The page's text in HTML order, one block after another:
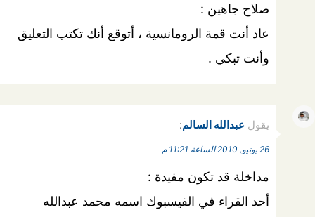
صلاح جاهين :
عاد أنت قمة الرومانسية ، أتوقع أنك تكتب التعليق
وأنت تبكي .
يقول عبدالله السالم:
26 يونيو, 2010 الساعة 11:21 م
مداخلة قد تكون مفيدة :
أحد القراء في الفيسبوك اسمه محمد عبدالله